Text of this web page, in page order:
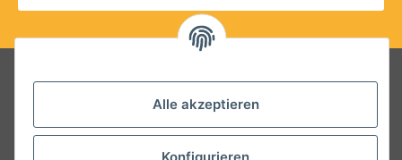
Alle akzeptieren
Folgt uns auf Social Media